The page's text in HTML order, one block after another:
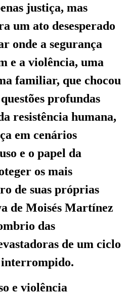
justiça, mas
um ato desesperado
onde a segurança
e a violência, uma
familiar, que chocou
profundas
resistência humana,
em cenários
e o papel da
os mais
de suas próprias
de Moisés Martínez
das
de um ciclo
interrompido.
e violência